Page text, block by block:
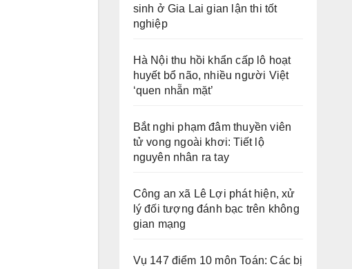
sinh ở Gia Lai gian lận thi tốt
nghiệp
Hà Nội thu hồi khẩn cấp lô hoạt
huyết bổ não, nhiều người Việt
‘quen nhẵn mặt’
Bắt nghi phạm đâm thuyền viên
tử vong ngoài khơi: Tiết lộ
nguyên nhân ra tay
Công an xã Lê Lợi phát hiện, xử
lý đối tượng đánh bạc trên không
gian mạng
Vụ 147 điểm 10 môn Toán: Các bị